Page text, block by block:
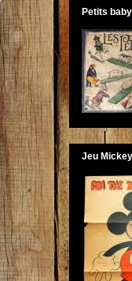
Petits
Jeu Mickey